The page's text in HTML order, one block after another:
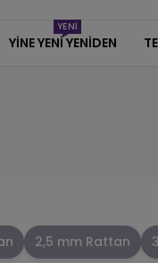
YİNE YENİ YENİDEN
YENİ
2,5 mm Rattan